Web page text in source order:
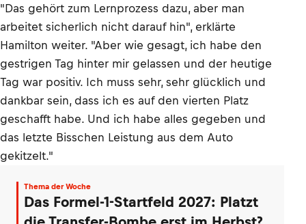
"Das gehört zum Lernprozess dazu, aber man
arbeitet sicherlich nicht darauf hin", erklärte
Hamilton weiter. "Aber wie gesagt, ich habe den
gestrigen Tag hinter mir gelassen und der heutige
Tag war positiv. Ich muss sehr, sehr glücklich und
dankbar sein, dass ich es auf den vierten Platz
geschafft habe. Und ich habe alles gegeben und
das letzte Bisschen Leistung aus dem Auto
gekitzelt."
Thema der Woche
Das Formel-1-Startfeld 2027: Platzt